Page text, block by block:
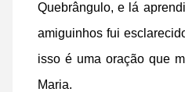
Quebrângulo, e lá
amiguinhos fui
isso é uma oração que
Maria.